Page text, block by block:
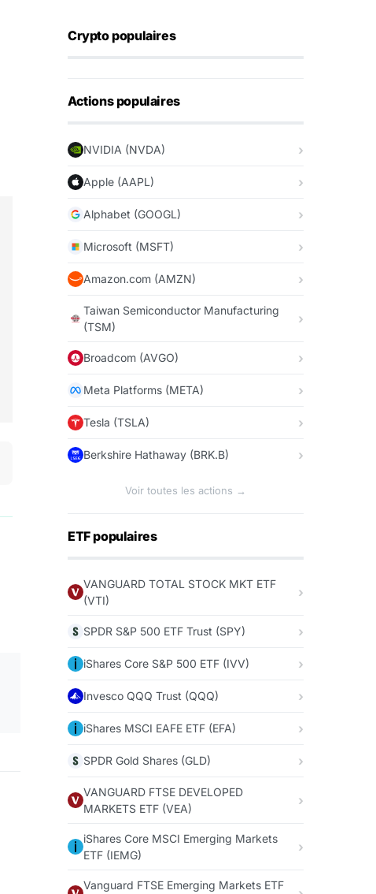
Crypto populaires
Actions populaires
NVIDIA (NVDA)
Apple (AAPL)
Alphabet (GOOGL)
Microsoft (MSFT)
Amazon.com (AMZN)
Taiwan Semiconductor Manufacturing
(TSM)
Broadcom (AVGO)
Meta Platforms (META)
Tesla (TSLA)
Berkshire Hathaway (BRK.B)
Voir toutes les actions →
ETF populaires
VANGUARD TOTAL STOCK MKT ETF
(VTI)
SPDR S&P 500 ETF Trust (SPY)
iShares Core S&P 500 ETF (IVV)
Invesco QQQ Trust (QQQ)
iShares MSCI EAFE ETF (EFA)
SPDR Gold Shares (GLD)
VANGUARD FTSE DEVELOPED
MARKETS ETF (VEA)
iShares Core MSCI Emerging Markets
ETF (IEMG)
Vanguard FTSE Emerging Markets ETF